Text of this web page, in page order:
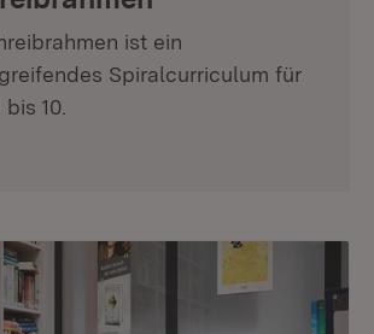
ist ein
Spiralcurriculum für
10.